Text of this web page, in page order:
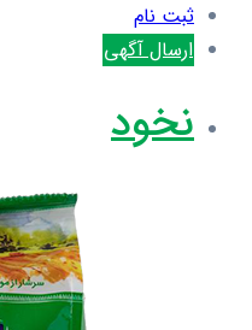
ثبت نام
ارسال آگهی
نخود